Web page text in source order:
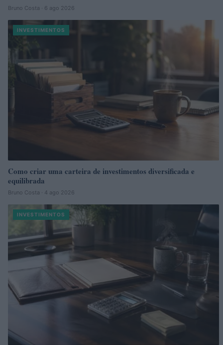
Bruno Costa · 6 ago 2026
INVESTIMENTOS
Como criar uma carteira de investimentos diversificada e
equilibrada
Bruno Costa · 4 ago 2026
INVESTIMENTOS